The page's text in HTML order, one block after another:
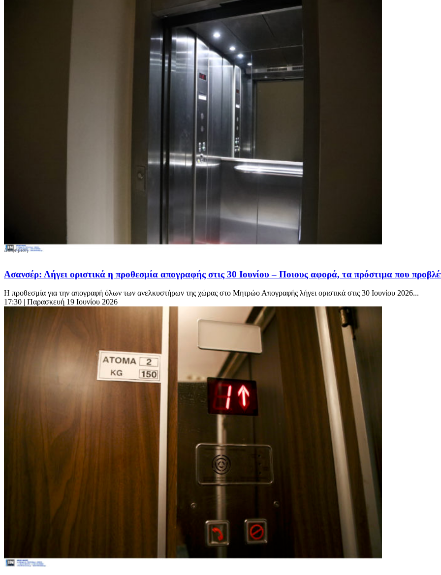
Ασανσέρ: Λήγει οριστικά η προθεσμία απογραφής στις 30 Ιουνίου – Ποιους αφορά, τα πρόστιμα που
Η προθεσμία για την απογραφή όλων των ανελκυστήρων της χώρας στο Μητρώο Απογραφής λήγει οριστικά στις 30 Ιουνίου 2026...
17:30 | Παρασκευή 19 Ιουνίου 2026